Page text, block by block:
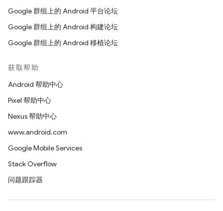
Google 群组上的 Android 平台论坛
Google 群组上的 Android 构建论坛
Google 群组上的 Android 移植论坛
获取帮助
Android 帮助中心
Pixel 帮助中心
Nexus 帮助中心
www.android.com
Google Mobile Services
Stack Overflow
问题跟踪器